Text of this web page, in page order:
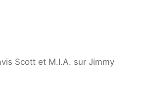
Scott et M.I.A. sur Jimmy